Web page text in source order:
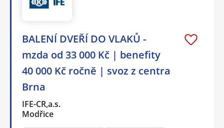
BALENÍ DVEŘÍ DO VLAKŮ -
mzda od 33 000 Kč | benefity
40 000 Kč ročně | svoz z centra
Brna
IFE-CR,a.s.
Modřice